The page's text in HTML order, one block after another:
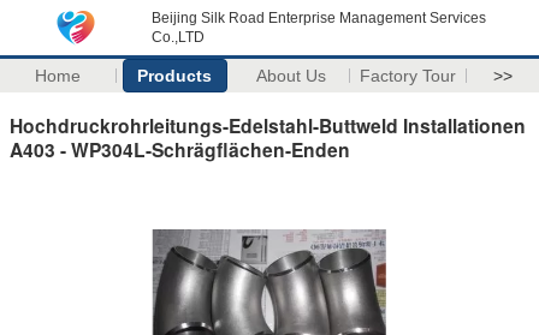
Beijing Silk Road Enterprise Management Services
Co.,LTD
Home Products About Us Factory Tour >>
Hochdruckrohrleitungs-Edelstahl-Buttweld Installationen
A403 - WP304L-Schrägflächen-Enden